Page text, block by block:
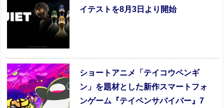
イテストを8月3日より開始
ショートアニメ「テイコウペンギ
ン」を題材とした新作スマートフォ
ンゲーム『テイペンサバイバー』7